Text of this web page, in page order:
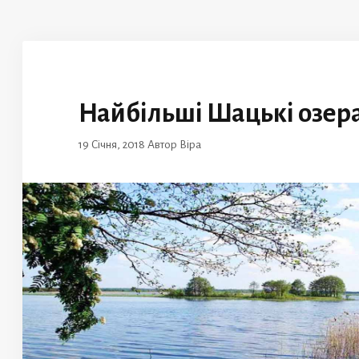
Найбільші Шацькі
19 Січня, 2018 Автор Віра